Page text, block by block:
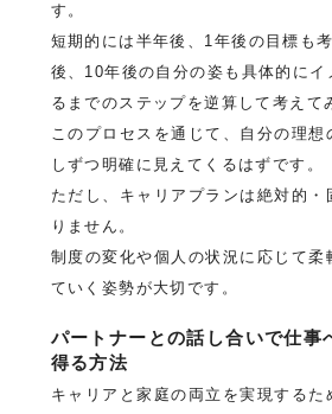
す。
短期的には半年後、1年後の目標も
後、10年後の自分の姿も具体的にイ
るまでのステップを逆算して考えて
このプロセスを通じて、自分の理想
しずつ明確に見えてくるはずです。
ただし、キャリアプランは絶対的・
りません。
制度の変化や個人の状況に応じて柔
ていく姿勢が大切です。
パートナーとの話し合いで仕事
得る方法
キャリアと家庭の両立を実現するた